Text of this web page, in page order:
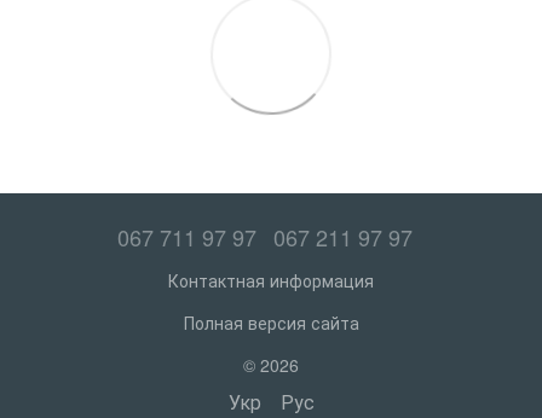
067 711 97 97 067 211 97 97
Контактная информация
Полная версия сайта
© 2026
Укр Рус